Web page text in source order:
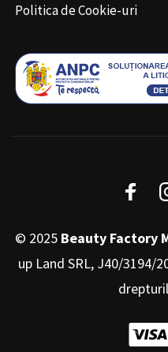
Politica de Cookie-uri
© 2025 Beauty Factory
up Land SRL, J40/3194/